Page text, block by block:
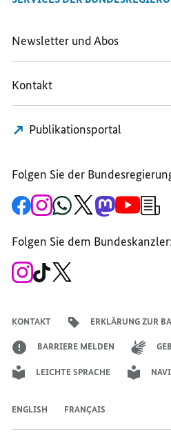
Newsletter und Abos
Kontakt
Publikationsportal
Folgen Sie der
Zur
Facebook-
Bundesregierung
Zum
Instagram-
der
Bundesregierung
Zum
WhatsApp-
der
Bundesregierung
Zum
X-
Zum
Mastodon-
der
Zum
Folgen Sie dem
Zum
Instagram-
Zum
TikTok-
KONTAKT ERKLÄRUNG ZUR
BARRIERE MELDEN
LEICHTE SPRACHE
ENGLISH FRANÇAIS